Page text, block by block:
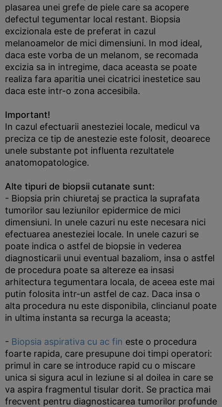
plasarea unei grefe de piele care sa acopere
defectul tegumentar local restant. Biopsia
excizionala este de preferat in cazul
melanoamelor de mici dimensiuni. In mod ideal,
daca este vorba de un melanom, se recomada
excizia sa in intregime, daca aceasta se poate
realiza fara aparitia unei cicatrici inestetice sau
daca este intr-o zona accesibila.
Important!
In cazul efectuarii anesteziei locale, medicul va
preciza ce tip de anestezie este folosit, deoarece
unele substante pot influenta rezultatele
anatomopatologice.
Alte tipuri de biopsii cutanate sunt:
- Biopsia prin chiuretaj se practica la suprafata
tumorilor sau leziunilor epidermice de mici
dimensiuni. In unele cazuri nu este necesara nici
efectuarea anesteziei locale. In unele cazuri se
poate indica o astfel de biopsie in vederea
diagnosticarii unui eventual bazaliom, insa o astfel
de procedura poate sa altereze ea insasi
arhitectura tegumentara locala, de aceea este mai
putin folosita intr-un astfel de caz. Daca insa o
alta procedura nu este disponibila, clincianul poate
in ultima instanta sa recurga la aceasta;
- Biopsia aspirativa cu ac fin este o procedura
foarte rapida, care presupune doi timpi operatori:
primul in care se introduce rapid cu o miscare
unica si sigura acul in leziune si al doilea in care se
va aspira fragmentul tisular dorit. Se practica mai
frecvent pentru diagnosticarea tumorilor profunde